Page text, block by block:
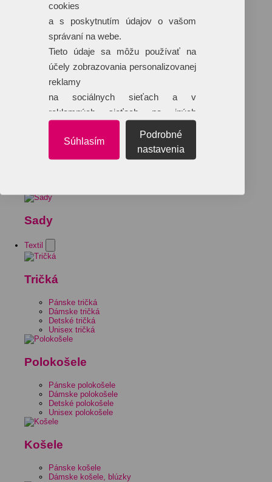
Sady
Textil
Tričká
Pánske tričká
Dámske tričká
Detské tričká
Unisex tričká
Polokošele
Pánske polokošele
Dámske polokošele
Detské polokošele
Unisex polokošele
Košele
Pánske košele
Dámske košele, blúzky
cookies
a s poskytnutím údajov o vašom
správaní na webe.
Tieto údaje sa môžu používať na
účely zobrazovania personalizovanej
reklamy
na sociálnych sieťach a v
reklamných sieťach na iných
Súhlasím
Podrobné
nastavenia